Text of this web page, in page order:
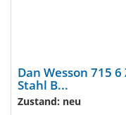
Dan Wesson 715
Stahl B...
Zustand: neu